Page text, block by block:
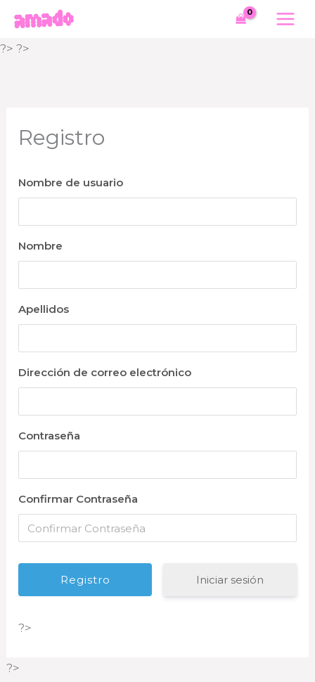
contenido
?> ?>
Registro
Nombre de usuario
Nombre
Apellidos
Dirección de correo electrónico
Contraseña
Confirmar Contraseña
Iniciar sesión
?>
?>